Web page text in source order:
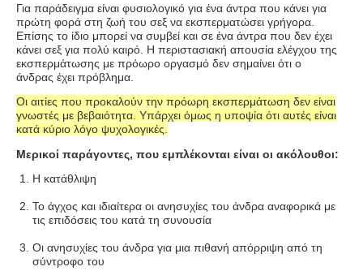
Για παράδειγμα είναι φυσιολογικό για ένα άντρα που κάνει για
πρώτη φορά στη ζωή του σεξ να εκσπερματώσει γρήγορα.
Επίσης το ίδιο μπορεί να συμβεί και σε ένα άντρα που δεν έχει
κάνει σεξ για πολύ καιρό. Η περιστασιακή απουσία ελέγχου της
εκσπερμάτωσης με πρόωρο οργασμό δεν σημαίνει ότι ο
άνδρας έχει πρόβλημα.
Οι αιτίες που προκαλούν την πρόωρη εκσπερμάτωση δεν είναι
γνωστές με βεβαιότητα. Υπάρχει όμως η υποψία ότι αυτές είναι
κατά κύριο λόγο ψυχολογικές.
Μερικοί παράγοντες, που εμπλέκονται είναι οι ακόλουθοι:
Η κατάθλιψη
Το άγχος και ιδιαίτερα οι ανησυχίες του άνδρα αναφορικά με
τις επιδόσεις του κατά τη συνουσία
Οι ανησυχίες του άνδρα για μια πιθανή απόρριψη από τη
σύντροφο του